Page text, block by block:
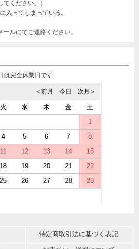
ください。）
入ってしまっている。
ールにてご連絡ください。
は完全休業日です
次月＞
今日
＜前月
火 水 木 金
土
1
4 5 6 7
8
11 12 13 14
15
18 19 20 21
22
25 26 27 28
29
特定商取引法に基づく表記